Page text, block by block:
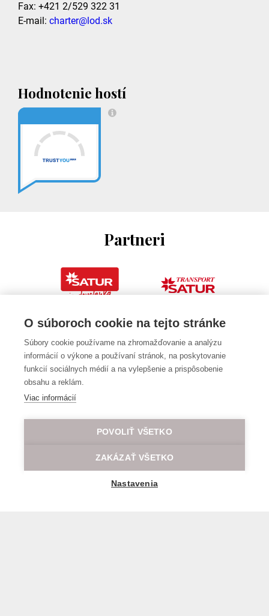
Fax: +421 2/529 322 31
E-mail: charter@lod.sk
Hodnotenie hostí
Partneri
O súboroch cookie na tejto stránke
Súbory cookie používame na zhromažďovanie a analýzu
informácií o výkone a používaní stránok, na poskytovanie
funkcií sociálnych médií a na vylepšenie a prispôsobenie
obsahu a reklám.
Viac informácií
POVOLIŤ VŠETKO
ZAKÁZAŤ VŠETKO
Nastavenia